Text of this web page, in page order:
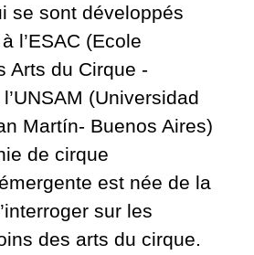
se sont développés
l’ESAC (Ecole
Arts du Cirque -
(Universidad
Martín- Buenos Aires)
de cirque
est née de la
sur les
des arts du cirque.